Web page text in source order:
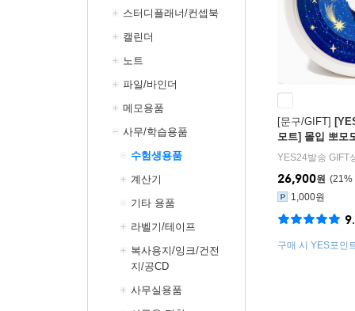
스터디플래너/컨셉북
캘린더
노트
파일/바인더
메모용품
사무/학습용품
수험생용품
계산기
기타 용품
라벨기/테이프
복사용지/잉크/건전
지/공CD
사무실용품
[문구/GIFT]
모트] 몰입 뽀모
말해봐
YES24발송 GIFT
구매 시 YES포인
21%
26,900원
1,000원